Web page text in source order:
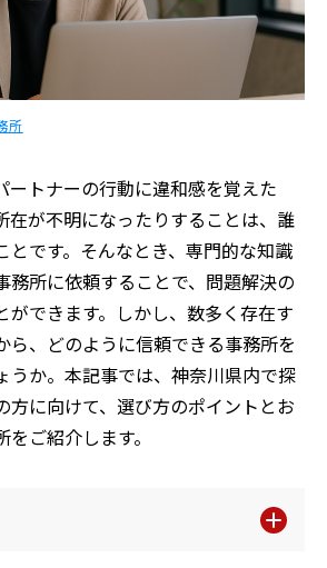
所
ートナーの行動に違和感を覚えた
在が不明になったりすることは、誰
とです。​そんなとき、専門的な知識
務所に依頼することで、問題解決の
ができます。​しかし、数多く存在す
ら、どのように信頼できる事務所を
うか。​本記事では、神奈川県内で探
方に向けて、選び方のポイントとお
ご紹介します。